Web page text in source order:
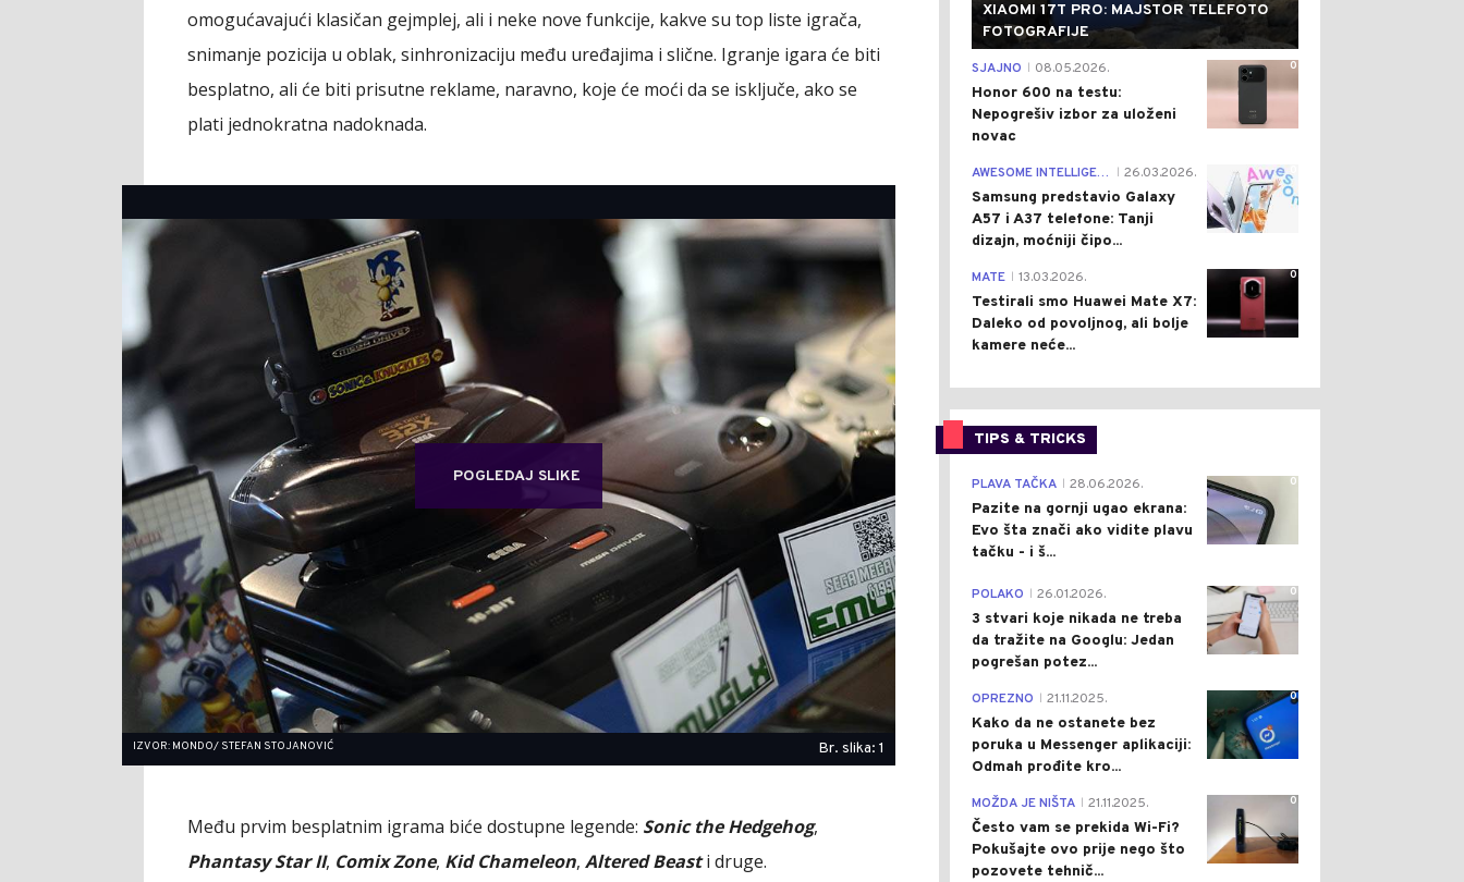
omogućavajući klasičan gejmplej, ali i neke nove funkcije, kakve su top liste igrača,
snimanje pozicija u oblak, sinhronizaciju među uređajima i slične. Igranje igara će biti
besplatno, ali će biti prisutne reklame, naravno, koje će moći da se isključe, ako se
plati jednokratna nadoknada.
POGLEDAJ SLIKE
IZVOR: MONDO/ STEFAN STOJANOVIĆ Br. slika: 1
Među prvim besplatnim igrama biće dostupne legende: Sonic the Hedgehog,
Phantasy Star II, Comix Zone, Kid Chameleon, Altered Beasti druge.
XIAOMI 17T PRO: MAJSTOR TELEFOTO
FOTOGRAFIJE
0
SJAJNO 08.05.2026.
Honor 600 na testu:
Nepogrešiv izbor za uloženi
novac
AWESOME INTELLIGENCE 26.03.2026.
Samsung predstavio Galaxy
A57 i A37 telefone: Tanji
dizajn, moćniji čipo...
0
MATE 13.03.2026.
Testirali smo Huawei Mate X7:
Daleko od povoljnog, ali bolje
kamere neće...
TIPS & TRICKS
0
PLAVA TAČKA 28.06.2026.
Pazite na gornji ugao ekrana:
Evo šta znači ako vidite plavu
tačku - i š...
0
POLAKO 26.01.2026.
3 stvari koje nikada ne treba
da tražite na Googlu: Jedan
pogrešan potez...
0
OPREZNO 21.11.2025.
Kako da ne ostanete bez
poruka u Messenger aplikaciji:
Odmah prođite kro...
0
MOŽDA JE NIŠTA 21.11.2025.
Često vam se prekida Wi-Fi?
Pokušajte ovo prije nego što
pozovete tehnič...